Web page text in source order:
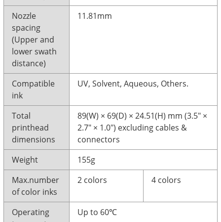
Nozzle
spacing
(Upper and
lower swath
distance)
11.81mm
Compatible
ink
UV, Solvent, Aqueous, Others.
Total
printhead
dimensions
89(W) × 69(D) × 24.51(H) mm (3.5" ×
2.7" × 1.0") excluding cables &
connectors
Weight
155g
Max.number
of color inks
2 colors 4 colors
Operating
Up to 60℃